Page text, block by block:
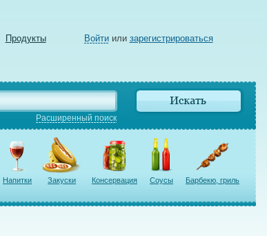
Продукты Войтиили зарегистрироваться
Расширенный поиск
Напитки Закуски Консервация Соусы Барбекю, гриль